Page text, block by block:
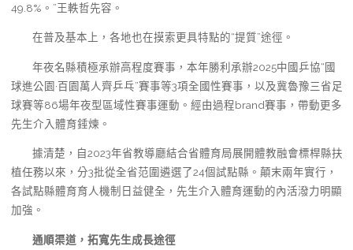
49.8%。”王軼哲先容。
在普及基本上，各地也在摸索更具特點的“提質”途徑。
年夜名縣積極承辦高程度賽事，本年勝利承辦2025中國乒協“國
球進公園·百園萬人齊乒乓”賽事等3項全國性賽事，以及冀魯豫三省足
球賽等86場年夜型區域性賽事運動。經由過程brand賽事，帶動更多
先生介入體育錘煉。
據清楚，自2023年省教導廳結合省體育局展開體教融會標桿縣扶
植任務以來，分3批從全省范圍遴選了24個試點縣。顛末兩年實行，
各試點縣體育育人機制日益健全，先生介入體育運動的內活潑力明顯
加強。
通順渠道，拓寬先生成長途徑